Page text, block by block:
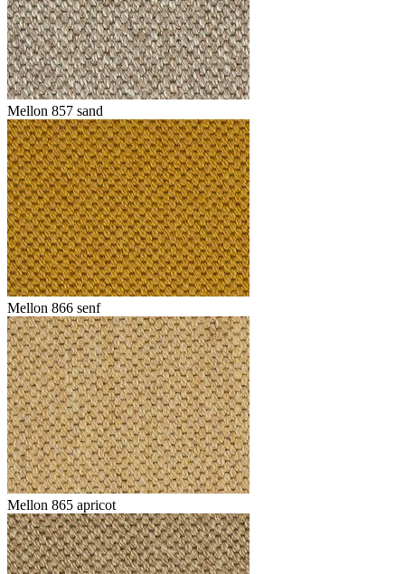
Mellon 857 sand
Mellon 866 senf
Mellon 865 apricot